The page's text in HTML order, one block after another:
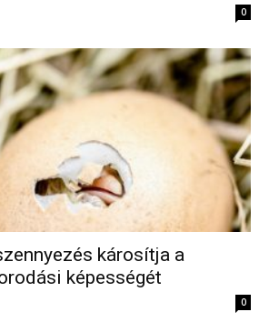
0
károsítja a
képességét
0